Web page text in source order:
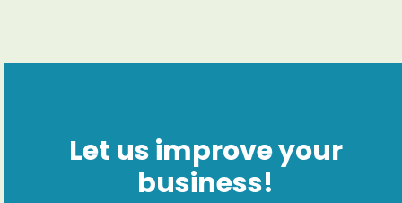
Let us improve your
business!